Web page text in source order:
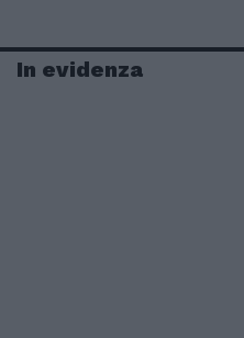
In evidenza